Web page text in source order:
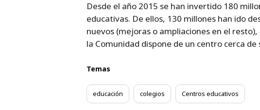
Desde el año 2015 se han invertido 180
educativas. De ellos, 130 millones han ido
nuevos (mejoras o ampliaciones en el
la Comunidad dispone de un centro cerca de
Temas
educación colegios Centros educativos